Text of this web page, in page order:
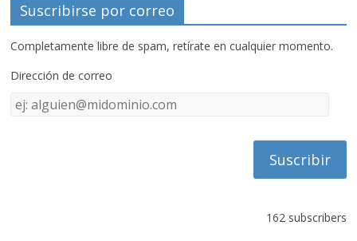
Suscribirse por correo
Completamente libre de spam, retírate en cualquier momento.
Dirección de correo
Dirección
de
162 subscribers